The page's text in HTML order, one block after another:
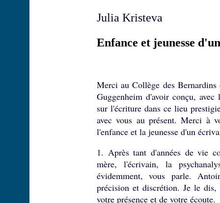
Julia Kristeva
Enfance et jeunesse
Merci au Collège des
Guggenheim d'avoir conçu,
sur l'écriture dans ce lieu
avec vous au présent. Merci à
l'enfance et la jeunesse d'un
1. Après tant d'années de vie
mère, l'écrivain, la
évidemment, vous parle.
précision et discrétion. Je le
votre présence et de votre écoute.